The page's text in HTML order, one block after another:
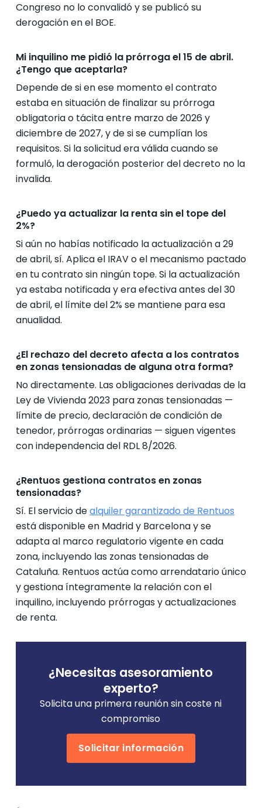
Congreso no lo convalidó y se publicó su
derogación en el BOE.
Mi inquilino me pidió la prórroga el 15 de abril.
¿Tengo que aceptarla?
Depende de si en ese momento el contrato
estaba en situación de finalizar su prórroga
obligatoria o tácita entre marzo de 2026 y
diciembre de 2027, y de si se cumplían los
requisitos. Si la solicitud era válida cuando se
formuló, la derogación posterior del decreto no la
invalida.
¿Puedo ya actualizar la renta sin el tope del
2%?
Si aún no habías notificado la actualización a 29
de abril, sí. Aplica el IRAV o el mecanismo pactado
en tu contrato sin ningún tope. Si la actualización
ya estaba notificada y era efectiva antes del 30
de abril, el límite del 2% se mantiene para esa
anualidad.
¿El rechazo del decreto afecta a los contratos
en zonas tensionadas de alguna otra forma?
No directamente. Las obligaciones derivadas de la
Ley de Vivienda 2023 para zonas tensionadas —
límite de precio, declaración de condición de
tenedor, prórrogas ordinarias — siguen vigentes
con independencia del RDL 8/2026.
¿Rentuos gestiona contratos en zonas
tensionadas?
Sí. El servicio dealquiler garantizado de Rentuos
está disponible en Madrid y Barcelona y se
adapta al marco regulatorio vigente en cada
zona, incluyendo las zonas tensionadas de
Cataluña. Rentuos actúa como arrendatario único
y gestiona íntegramente la relación con el
inquilino, incluyendo prórrogas y actualizaciones
de renta.
¿Necesitas asesoramiento
experto?
Solicita una primera reunión sin coste ni
compromiso
Solicitar información